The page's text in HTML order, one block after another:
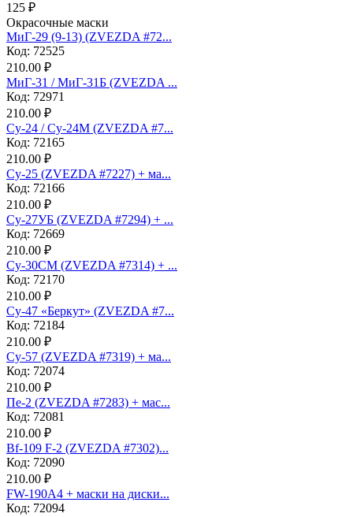
125 ₽
Окрасочные маски
МиГ-29 (9-13) (ZVEZDA #72...
Код: 72525
210.00 ₽
МиГ-31 / МиГ-31Б (ZVEZDA ...
Код: 72971
210.00 ₽
Су-24 / Су-24М (ZVEZDA #7...
Код: 72165
210.00 ₽
Су-25 (ZVEZDA #7227) + ма...
Код: 72166
210.00 ₽
Су-27УБ (ZVEZDA #7294) + ...
Код: 72669
210.00 ₽
Су-30СМ (ZVEZDA #7314) + ...
Код: 72170
210.00 ₽
Су-47 «Беркут» (ZVEZDA #7...
Код: 72184
210.00 ₽
Су-57 (ZVEZDA #7319) + ма...
Код: 72074
210.00 ₽
Пе-2 (ZVEZDA #7283) + мас...
Код: 72081
210.00 ₽
Bf-109 F-2 (ZVEZDA #7302)...
Код: 72090
210.00 ₽
FW-190A4 + маски на диски...
Код: 72094